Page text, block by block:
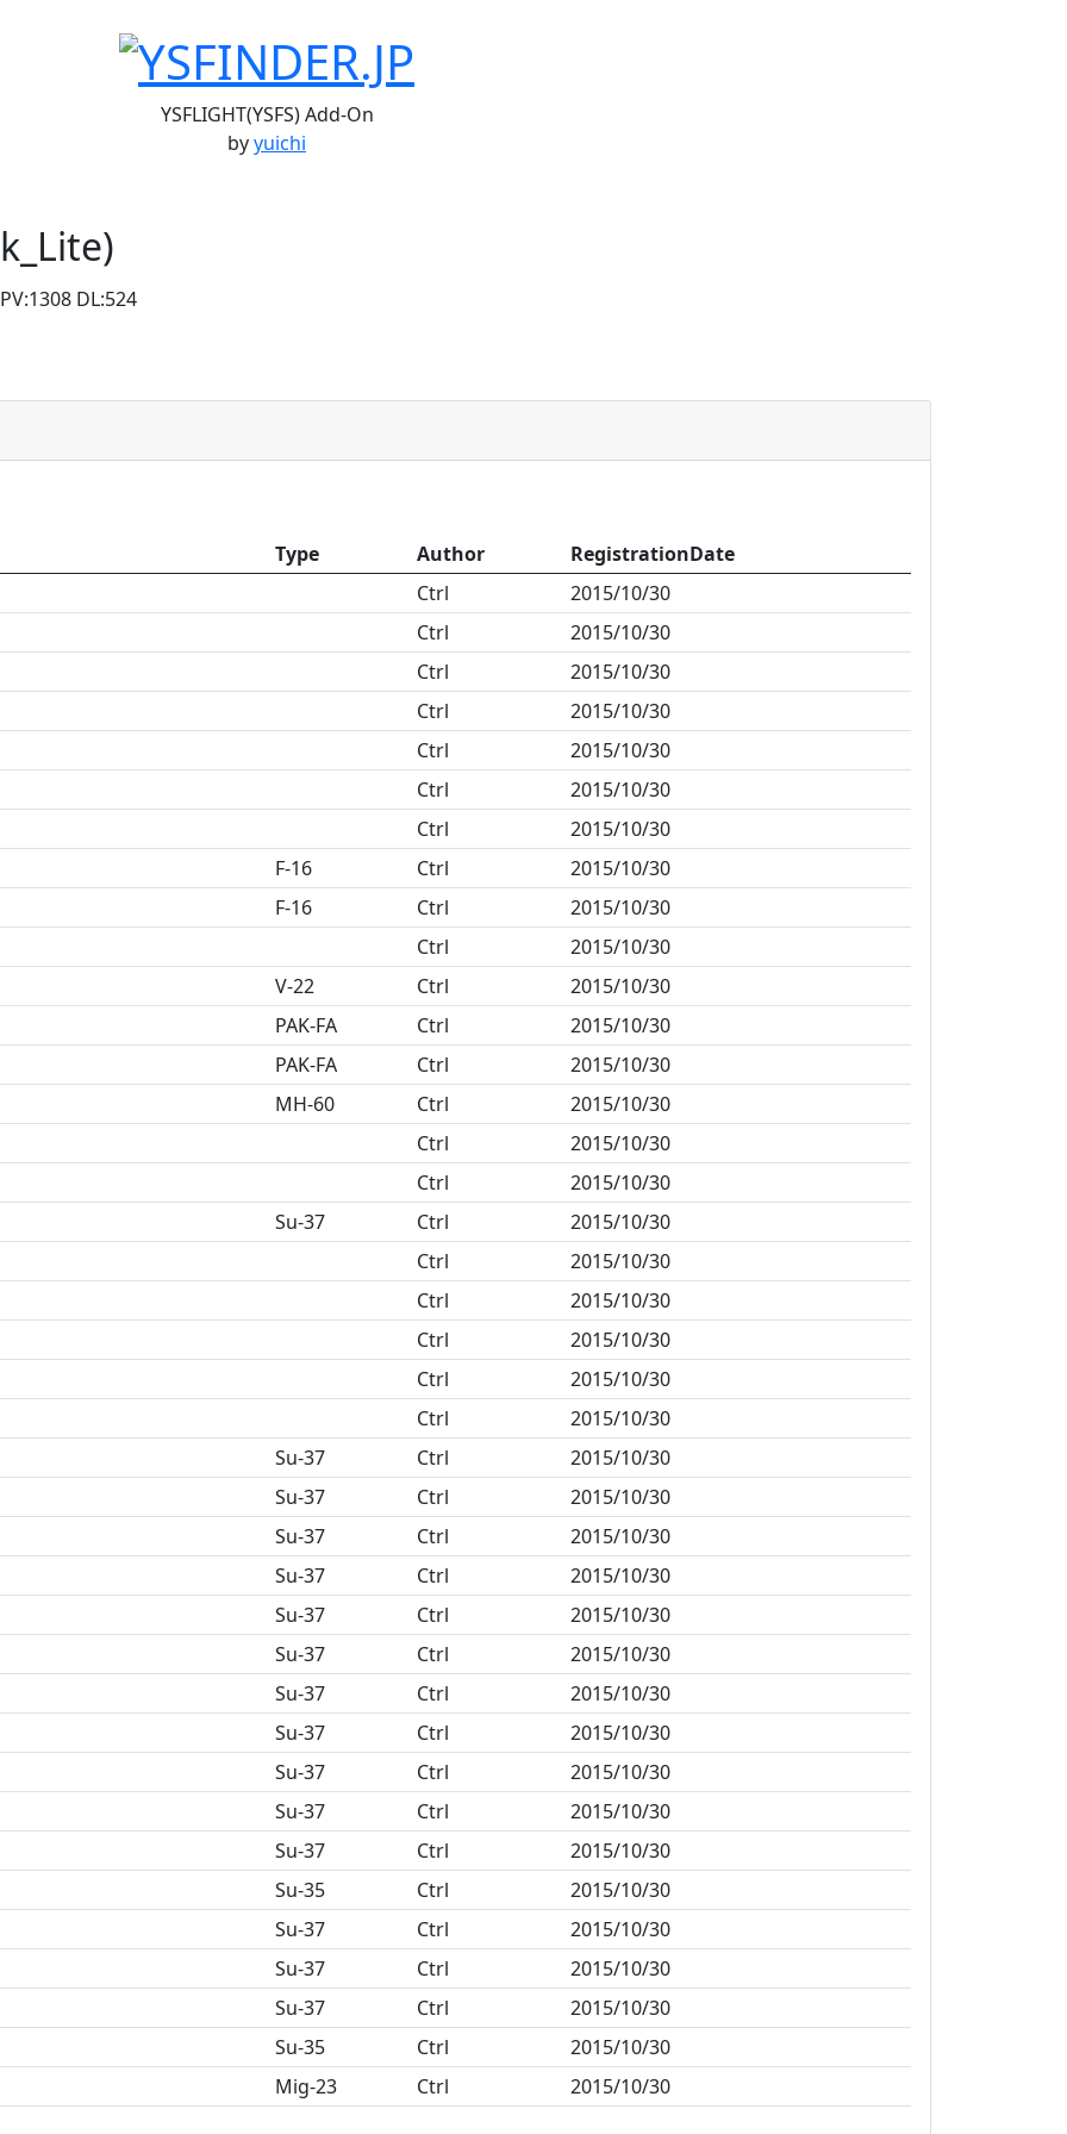
YSFLIGHT(YSFS) Add-On
byyuichi
DL:524
Type Author
RegistrationDate
Ctrl
2015/10/30
Ctrl
2015/10/30
Ctrl
2015/10/30
Ctrl
2015/10/30
Ctrl
2015/10/30
Ctrl
2015/10/30
Ctrl
2015/10/30
F-16
Ctrl
2015/10/30
F-16
Ctrl
2015/10/30
Ctrl
2015/10/30
V-22
Ctrl
2015/10/30
PAK-FA
Ctrl
2015/10/30
PAK-FA
Ctrl
2015/10/30
MH-60
Ctrl
2015/10/30
Ctrl
2015/10/30
Ctrl
2015/10/30
Su-37
Ctrl
2015/10/30
Ctrl
2015/10/30
Ctrl
2015/10/30
Ctrl
2015/10/30
Ctrl
2015/10/30
Ctrl
2015/10/30
Su-37
Ctrl
2015/10/30
Su-37
Ctrl
2015/10/30
Su-37
Ctrl
2015/10/30
Su-37
Ctrl
2015/10/30
Su-37
Ctrl
2015/10/30
Su-37
Ctrl
2015/10/30
Su-37
Ctrl
2015/10/30
Su-37
Ctrl
2015/10/30
Su-37
Ctrl
2015/10/30
Su-37
Ctrl
2015/10/30
Su-37
Ctrl
2015/10/30
Su-35
Ctrl
2015/10/30
Su-37
Ctrl
2015/10/30
Su-37
Ctrl
2015/10/30
Su-37
Ctrl
2015/10/30
Su-35
Ctrl
2015/10/30
Mig-23
Ctrl 2015/10/30